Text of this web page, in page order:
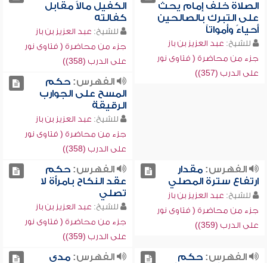
الصلاة خلف إمام يحث
على التبرك بالصالحين
أحياءً وأمواتاً
للشيخ: عبد العزيز بن باز
جزء من محاضرة ( فتاوى نور
على الدرب (357))
الكفيل مالاً مقابل
كفالته
للشيخ: عبد العزيز بن باز
جزء من محاضرة ( فتاوى نور
على الدرب (358))
الفهرس:حكم
المسح على الجوارب
الرقيقة
للشيخ: عبد العزيز بن باز
جزء من محاضرة ( فتاوى نور
على الدرب (358))
الفهرس:مقدار
ارتفاع سترة المصلي
للشيخ: عبد العزيز بن باز
جزء من محاضرة ( فتاوى نور
على الدرب (359))
الفهرس:حكم
عقد النكاح بامرأة لا
تصلي
للشيخ: عبد العزيز بن باز
جزء من محاضرة ( فتاوى نور
على الدرب (359))
الفهرس:حكم
الفهرس:مدى